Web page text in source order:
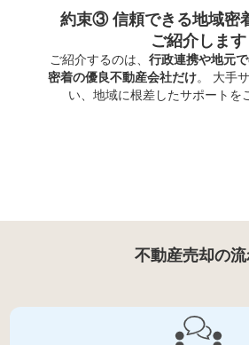
約束③ 信頼できる地域密
ご紹介します
ご紹介するのは、 行政連携や地元
密着の優良不動産会社だけ。 大手
い、地域に根差したサポートを
不動産売却の